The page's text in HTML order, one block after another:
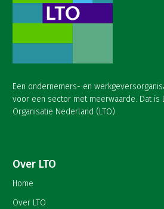
Een ondernemers- en
voor een sector met meerwaarde. Dat is
Organisatie Nederland (LTO).
Over LTO
Home
Over LTO